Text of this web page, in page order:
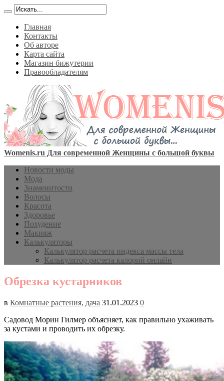
Главная
Контакты
Об авторе
Карта сайта
Магазин бижутерии
Правообладателям
Womenis.ru Для современной Женщины с большой буквы
Новости моды
Мода
Знаменитости
Волосы
Красота
Здоровье
Похудение
Макияж
Калькуляторы
Калькулятор расчета индекса массы тела
Калькулятор расчета калорий онлайн
Обрезка кустарников
в Комнатные растения, дача 31.01.2023 0
Садовод Морин Гилмер объясняет, как правильно ухаживать
за кустами и проводить их обрезку.